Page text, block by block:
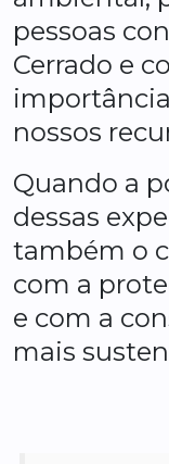
pessoas
Cerrado e
nossos
Quando a
dessas
também o
com a
e com a
mais